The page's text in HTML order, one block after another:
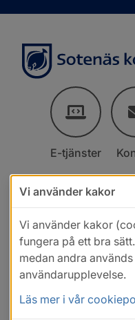
E-tjänster
Vi använder kakor
Vi använder kakor
fungera på ett bra
medan andra
användarupplevelse.
Läs mer i vår